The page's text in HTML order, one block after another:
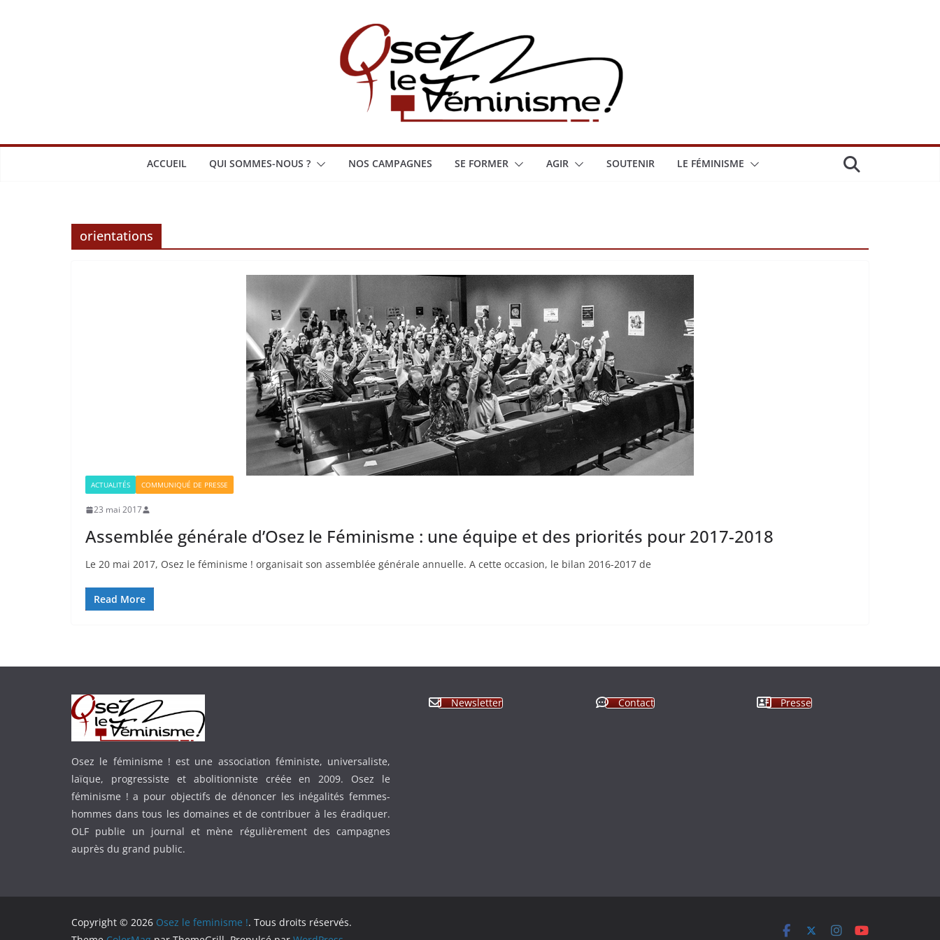
ACCUEIL QUI SOMMES-NOUS ? NOS CAMPAGNES SE FORMER AGIR SOUTENIR LE FÉMINISME
orientations
ACTUALITÉS COMMUNIQUÉ DE PRESSE
23 mai 2017
Assemblée générale d’Osez le Féminisme : une équipe et des priorités pour 2017-2018
Le 20 mai 2017, Osez le féminisme ! organisait son assemblée générale annuelle. A cette occasion, le bilan 2016-2017 de
Read More
Osez le féminisme ! est une association féministe, universaliste,
laïque, progressiste et abolitionniste créée en 2009. Osez le
féminisme ! a pour objectifs de dénoncer les inégalités femmes-
hommes dans tous les domaines et de contribuer à les éradiquer.
OLF publie un journal et mène régulièrement des campagnes
auprès du grand public.
Newsletter Contact Presse
Copyright © 2026 Osez le feminisme !. Tous droits réservés.